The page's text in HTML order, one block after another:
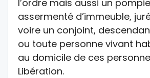
l’ordre mais aussi un
assermenté d’immeuble,
voire un conjoint,
ou toute personne vivant
au domicile de ces
Libération.